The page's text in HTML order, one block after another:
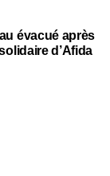
évacué après
d’Afida